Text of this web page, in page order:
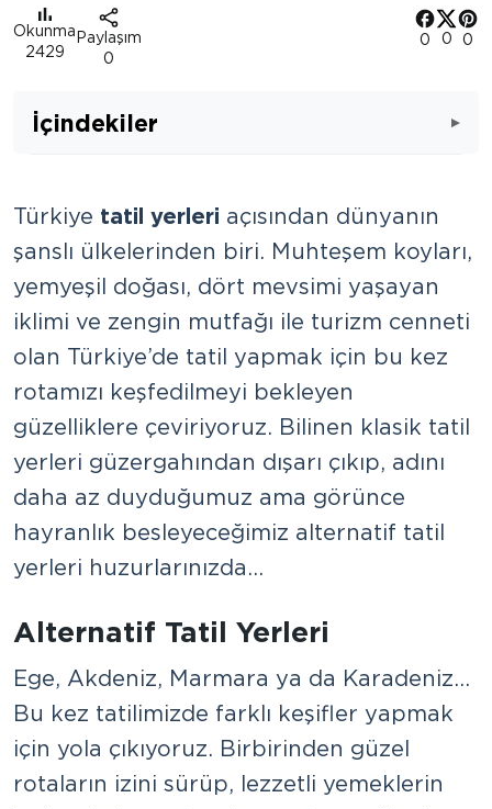
Okunma
2429
Paylaşım
0
0 0 0
İçindekiler
Türkiye tatil yerleri açısından dünyanın
şanslı ülkelerinden biri. Muhteşem koyları,
yemyeşil doğası, dört mevsimi yaşayan
iklimi ve zengin mutfağı ile turizm cenneti
olan Türkiye’de tatil yapmak için bu kez
rotamızı keşfedilmeyi bekleyen
güzelliklere çeviriyoruz. Bilinen klasik tatil
yerleri güzergahından dışarı çıkıp, adını
daha az duyduğumuz ama görünce
hayranlık besleyeceğimiz alternatif tatil
yerleri huzurlarınızda…
Alternatif Tatil Yerleri
Ege, Akdeniz, Marmara ya da Karadeniz…
Bu kez tatilimizde farklı keşifler yapmak
için yola çıkıyoruz. Birbirinden güzel
rotaların izini sürüp, lezzetli yemeklerin